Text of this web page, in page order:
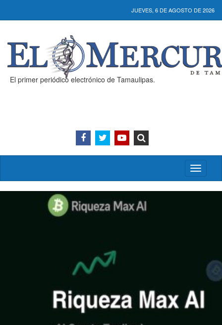
JUEVES, 6 DE AGOSTO DE 2026
El primer periódico electrónico de Tamaulipas.
Activar/
menú